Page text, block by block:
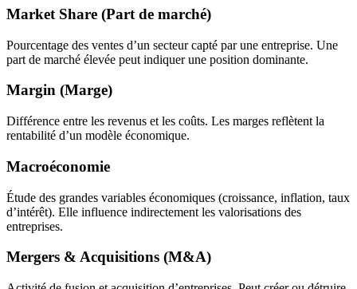
Market Share (Part de marché)
Pourcentage des ventes d’un secteur capté par une entreprise. Une
part de marché élevée peut indiquer une position dominante.
Margin (Marge)
Différence entre les revenus et les coûts. Les marges reflètent la
rentabilité d’un modèle économique.
Macroéconomie
Étude des grandes variables économiques (croissance, inflation, taux
d’intérêt). Elle influence indirectement les valorisations des
entreprises.
Mergers & Acquisitions (M&A)